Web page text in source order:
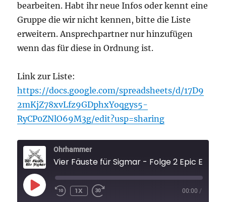
bearbeiten. Habt ihr neue Infos oder kennt eine
Gruppe die wir nicht kennen, bitte die Liste
erweitern. Ansprechpartner nur hinzufügen
wenn das für diese in Ordnung ist.
Link zur Liste:
https://docs.google.com/spreadsheets/d/17D9
2mKjZ78xvLfz9GDphxYoqgys5-
RyCP0ZNlO69M3g/edit?usp=sharing
Ohrhammer
PLAY
EPISODE
1X 00:00 /